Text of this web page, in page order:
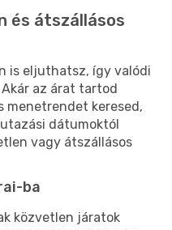
és átszállásos
is eljuthatsz, így valódi
az árat tartod
menetrendet keresed,
dátumoktól
vagy átszállásos
ba
közvetlen járatok